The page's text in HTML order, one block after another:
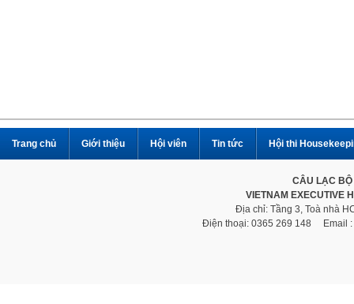
Trang chủ Giới thiệu Hội viên Tin tức Hội thi
CÂU LẠC BỘ
VIETNAM EXECUTIVE
Địa chỉ: Tầng 3, Toà nhà
Điện thoại: 0365 269 148 Email